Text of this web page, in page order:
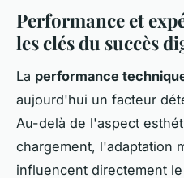
Performance et
les clés du succès
La performance
aujourd'hui un facteur
Au-delà de l'aspect
chargement, l'adaptation
influencent directement